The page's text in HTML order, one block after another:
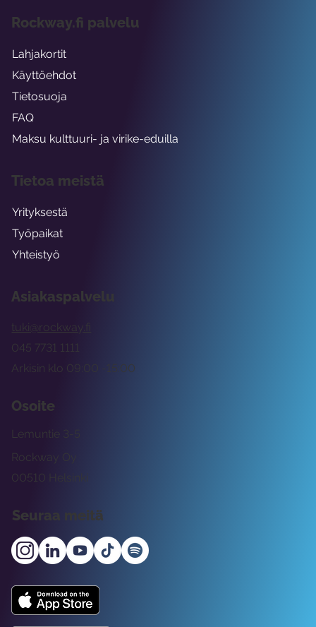
Asiakaspalvelu
tuki@rockway.fi
Arkisin klo 09:00 -15:00
045 7731 1111
Osoite
Rockway Oy
Lemuntie 3-5
00510 Helsinki
Seuraa meitä
Rockway.fi palvelu
Lahjakortit
Käyttöehdot
Tietosuoja
FAQ
Maksu kulttuuri- ja virike-eduilla
Tietoa meistä
Yrityksestä
Työpaikat
Yhteistyö